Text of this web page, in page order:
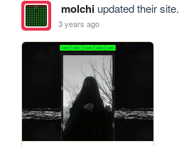
molchiupdated their site.
3 years ago